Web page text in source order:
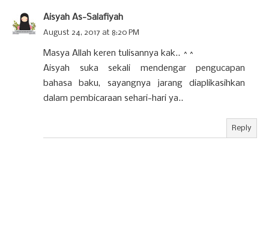
Aisyah As-Salafiyah
August 24, 2017 at 8:20 PM
Masya Allah keren tulisannya kak.. ^^
Aisyah suka sekali mendengar pengucapan
bahasa baku, sayangnya jarang diaplikasihkan
dalam pembicaraan sehari-hari ya..
Reply